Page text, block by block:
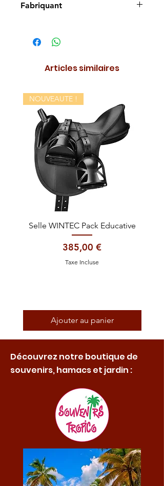
Fabriquant
Articles similaires
NOUVEAUTE !
Selle WINTEC Pack Educative
Prix
385,00 €
Taxe Incluse
Ajouter au panier
Découvrez notre boutique de
souvenirs, hamacs et jardin :